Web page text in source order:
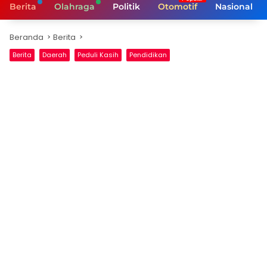
Berita Olahraga Politik Otomotif Nasional
Beranda Berita
Berita Daerah Peduli Kasih Pendidikan